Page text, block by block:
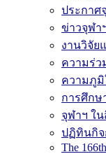
ประกาศ
ข่าวจุฬา
งานวิจัย
ความร่ว
ความภูมิ
การศึกษ
จุฬาฯ ใ
ปฏิทินกิจ
The